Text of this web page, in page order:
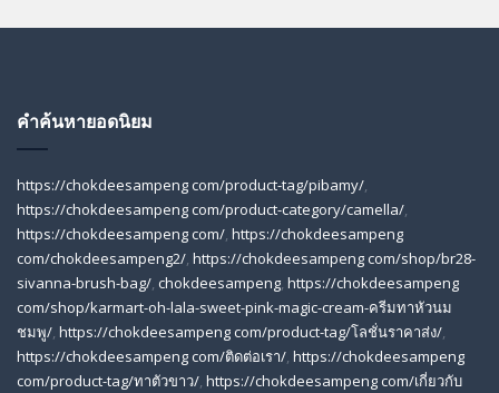
คำค้นหายอดนิยม
https://chokdeesampeng com/product-tag/pibamy/,
https://chokdeesampeng com/product-category/camella/,
https://chokdeesampeng com/, https://chokdeesampeng
com/chokdeesampeng2/, https://chokdeesampeng com/shop/br28-
sivanna-brush-bag/, chokdeesampeng, https://chokdeesampeng
com/shop/karmart-oh-lala-sweet-pink-magic-cream-ครีมทาหัวนม
ชมพู/, https://chokdeesampeng com/product-tag/โลชั่นราคาส่ง/,
https://chokdeesampeng com/ติดต่อเรา/, https://chokdeesampeng
com/product-tag/ทาตัวขาว/, https://chokdeesampeng com/เกี่ยวกับ